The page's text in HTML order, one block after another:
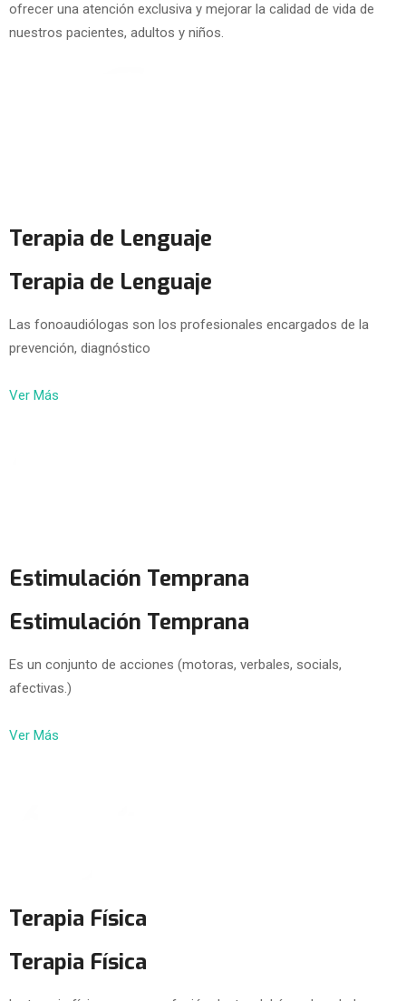
ofrecer una atención exclusiva y mejorar la calidad de vida de
nuestros pacientes, adultos y niños.
Terapia de Lenguaje
Terapia de Lenguaje
Las fonoaudiólogas son los profesionales encargados de la
prevención, diagnóstico
Ver Más
Estimulación Temprana
Estimulación Temprana
Es un conjunto de acciones (motoras, verbales, socials,
afectivas.)
Ver Más
Terapia Física
Terapia Física